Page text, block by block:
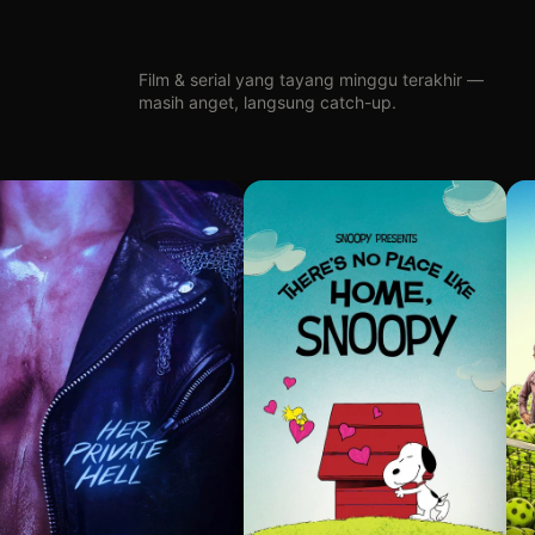
Film & serial yang tayang minggu terakhir —
masih anget, langsung catch-up.